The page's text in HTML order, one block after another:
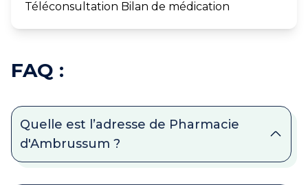
Téléconsultation Bilan de médication
FAQ :
Quelle est l’adresse de Pharmacie
d'Ambrussum ?